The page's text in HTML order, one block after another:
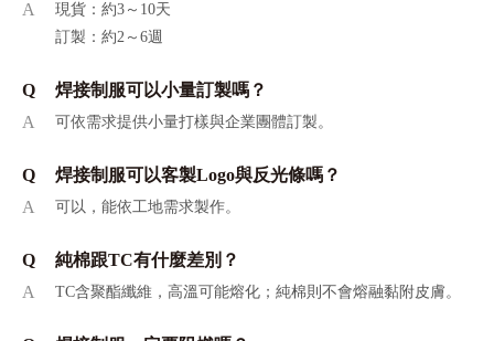
A
現貨：約3～10天
訂製：約2～6週
Q
焊接制服可以小量訂製嗎？
A
可依需求提供小量打樣與企業團體訂製。
Q
焊接制服可以客製Logo與反光條嗎？
A
可以，能依工地需求製作。
Q
純棉跟TC有什麼差別？
A
TC含聚酯纖維，高溫可能熔化；純棉則不會熔融黏附皮膚。